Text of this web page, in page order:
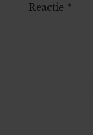
Reactie *